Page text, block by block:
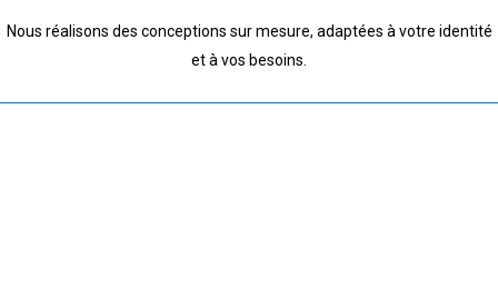
Nous réalisons des conceptions sur mesure, adaptées à votre identité
et à vos besoins.